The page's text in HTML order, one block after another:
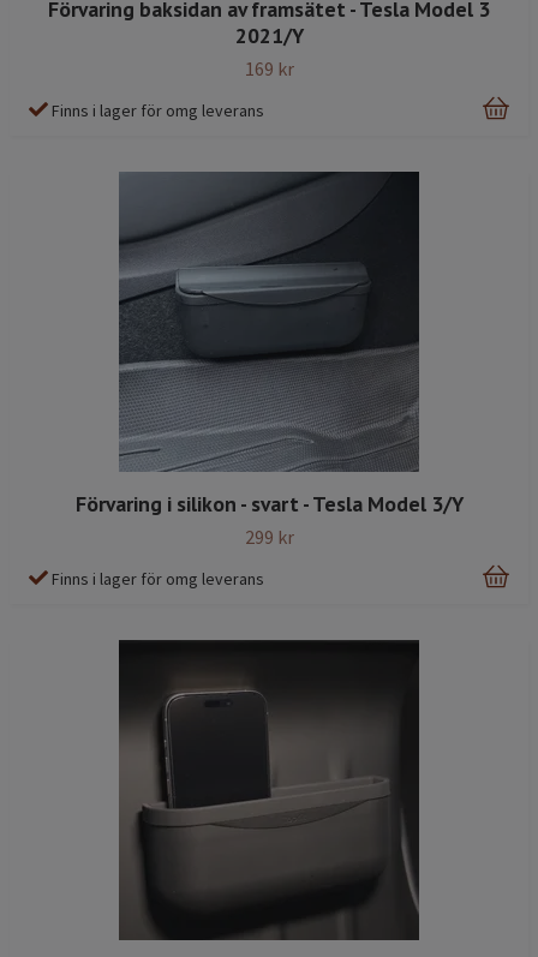
Förvaring baksidan av framsätet - Tesla Model 3
2021/Y
169 kr
Finns i lager för omg leverans
Förvaring i silikon - svart - Tesla Model 3/Y
299 kr
Finns i lager för omg leverans